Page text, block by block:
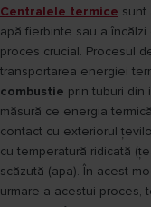
Centralele termice sunt
apă fierbinte sau a
proces crucial. Procesul
transportarea energiei
combustie prin tuburi din
măsură ce energia
contact cu exteriorul
cu temperatură ridicată
scăzută (apa). În acest
urmare a acestui proces,